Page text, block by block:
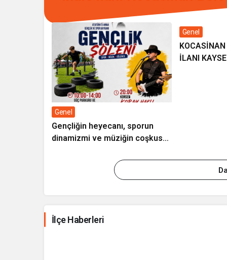
Genel
Gençliğin heyecanı, sporun
dinamizmi ve müziğin coşkusu
Genel
KOCASİNAN
İLANI
İlçe Haberleri